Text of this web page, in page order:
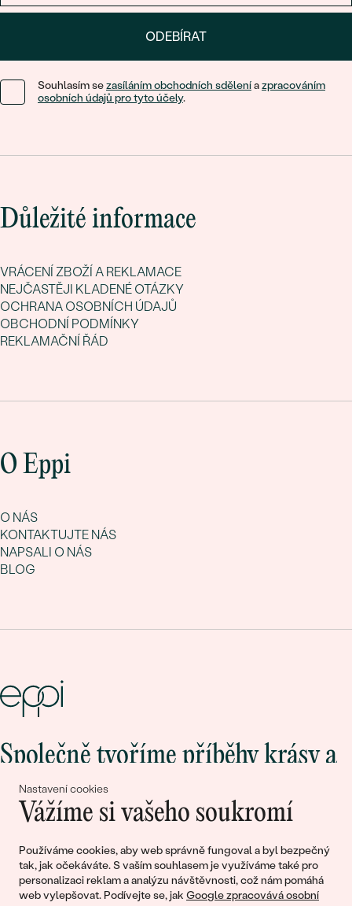
Nastavení cookies
Vážíme si vašeho soukromí
Používáme cookies, aby web správně fungoval a byl bezpečný
tak, jak očekáváte. S vaším souhlasem je využíváme také pro
personalizaci reklam a analýzu návštěvnosti, což nám pomáhá
web vylepšovat. Podívejte se, jak Google zpracovává osobní
ODEBÍRAT
Souhlasím sezasíláním obchodních sděleníazpracováním
osobních údajů pro tyto účely.
Důležité informace
VRÁCENÍ ZBOŽÍ A REKLAMACE
NEJČASTĚJI KLADENÉ OTÁZKY
OCHRANA OSOBNÍCH ÚDAJŮ
OBCHODNÍ PODMÍNKY
REKLAMAČNÍ ŘÁD
O Eppi
O NÁS
KONTAKTUJTE NÁS
NAPSALI O NÁS
BLOG
Společně tvoříme příběhy krásy a
lásky